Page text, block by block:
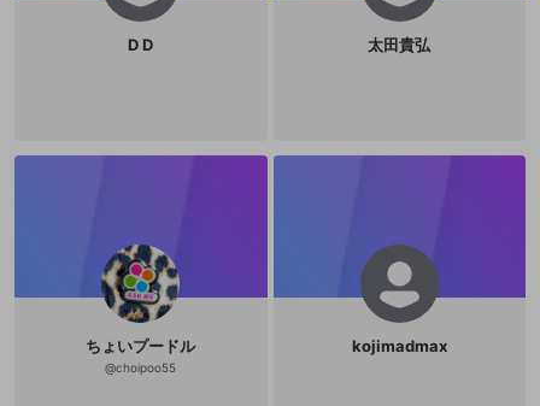
D D 太田貴弘
ちょいプードル
@choipoo55
kojimadmax